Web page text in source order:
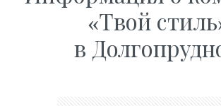
«Твой
в